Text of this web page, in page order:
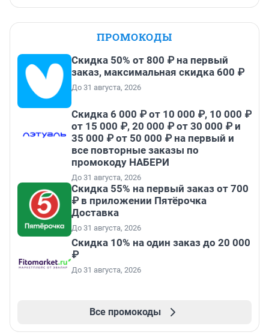
ПРОМОКОДЫ
Скидка 50% от 800 ₽ на первый
заказ, максимальная скидка 600 ₽
До 31 августа, 2026
Скидка 6 000 ₽ от 10 000 ₽, 10 000 ₽
от 15 000 ₽, 20 000 ₽ от 30 000 ₽ и
35 000 ₽ от 50 000 ₽ на первый и
все повторные заказы по
промокоду НАБЕРИ
До 31 августа, 2026
Скидка 55% на первый заказ от 700
₽ в приложении Пятёрочка
Доставка
До 31 августа, 2026
Скидка 10% на один заказ до 20 000
₽
До 31 августа, 2026
Все промокоды